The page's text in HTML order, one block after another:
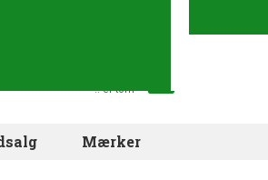
.. er tom
Mærker